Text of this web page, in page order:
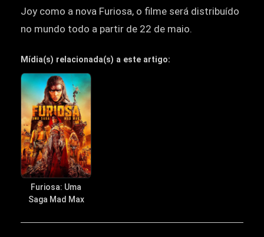
Joy como a nova Furiosa, o filme será distribuído
no mundo todo a partir de 22 de maio.
Mídia(s) relacionada(s) a este artigo:
Furiosa: Uma
Saga Mad Max